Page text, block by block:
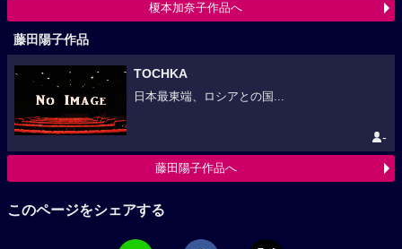
榎本加奈子作品へ
藤田陽子作品
TOCHKA
日本最東端、ロシアとの国...
-
藤田陽子作品へ
このページをシェアする